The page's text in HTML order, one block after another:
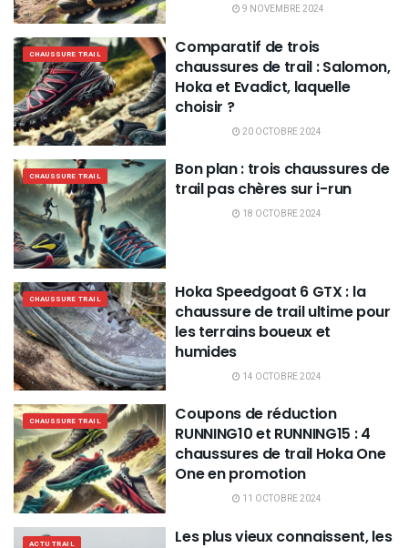
9 NOVEMBRE 2024
CHAUSSURE TRAIL
Comparatif de trois
chaussures de trail : Salomon,
Hoka et Evadict, laquelle
choisir ?
20 OCTOBRE 2024
CHAUSSURE TRAIL
Bon plan : trois chaussures de
trail pas chères sur i-run
18 OCTOBRE 2024
CHAUSSURE TRAIL
Hoka Speedgoat 6 GTX : la
chaussure de trail ultime pour
les terrains boueux et
humides
14 OCTOBRE 2024
CHAUSSURE TRAIL
Coupons de réduction
RUNNING10 et RUNNING15 : 4
chaussures de trail Hoka One
One en promotion
11 OCTOBRE 2024
ACTU TRAIL
Les plus vieux connaissent, les